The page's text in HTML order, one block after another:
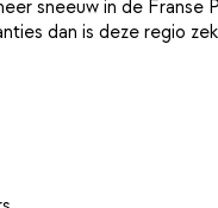
sneeuw in de